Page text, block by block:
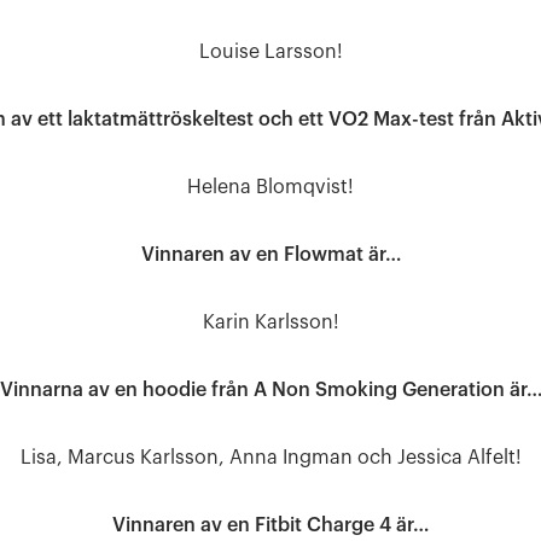
Louise Larsson!
av ett laktatmättröskeltest och ett VO2 Max-test från
Helena Blomqvist!
Vinnaren av en Flowmat är…
Karin Karlsson!
Vinnarna av en hoodie från A Non Smoking Generation är…
Lisa, Marcus Karlsson, Anna Ingman och Jessica Alfelt!
Vinnaren av en Fitbit Charge 4 är…